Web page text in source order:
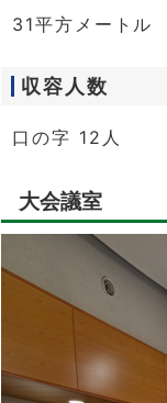
31平方メートル
収容人数
口の字 12人
大会議室